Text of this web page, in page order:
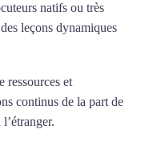
natifs ou très
leçons dynamiques
ressources et
continus de la part de